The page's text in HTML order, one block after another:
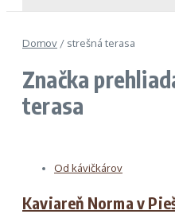
Domov / strešná terasa
Značka
terasa
Od kávičkárov
Kaviareň Norma v